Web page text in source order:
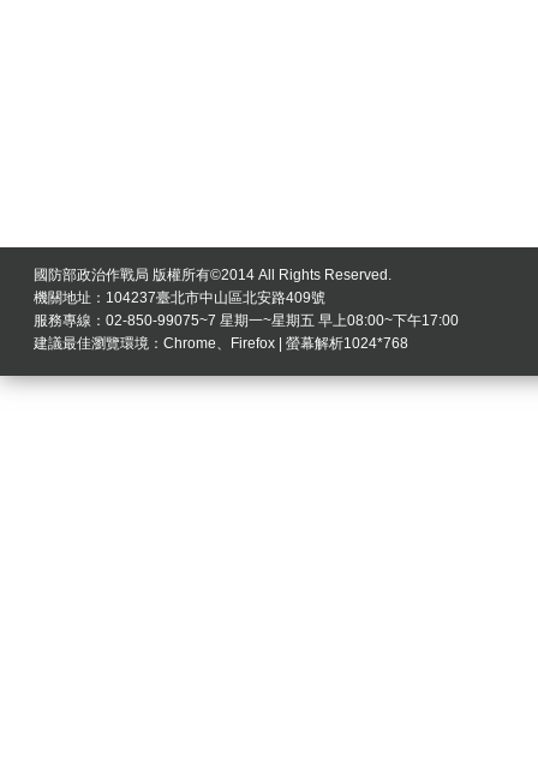
國防部政治作戰局 版權所有©2014 All Rights Reserved.
機關地址：104237臺北市中山區北安路409號
服務專線：02-850-99075~7 星期一~星期五 早上08:00~下午17:00
建議最佳瀏覽環境：Chrome、Firefox | 螢幕解析1024*768